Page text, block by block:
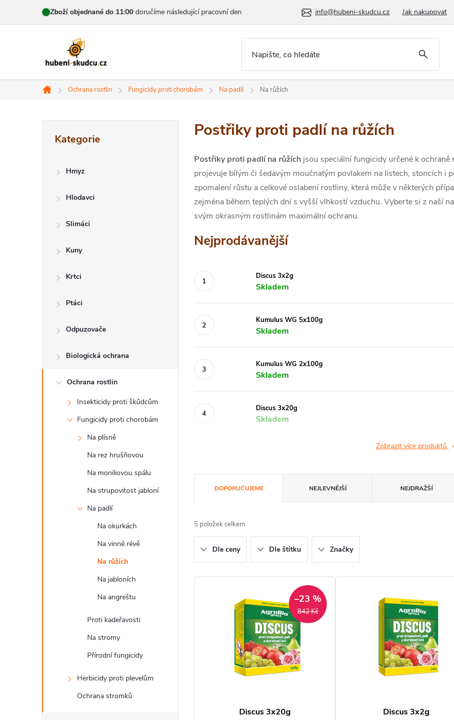
Zboží objednané do 11:00 doručíme následující pracovní den info@hubeni-skudcu.cz Jak nakupovat
Domů
Ochrana rostlin Fungicidy proti chorobám Na padlí Na růžích
e
kategorie
Kategorie
Hmyz
Hlodavci
Slimáci
Kuny
Krtci
Ptáci
Odpuzovače
Biologická ochrana
Ochrana rostlin
Insekticidy proti škůdcům
Fungicidy proti chorobám
Na plísně
Na rez hrušňovou
Na moniliovou spálu
Na strupovitost jabloní
Na padlí
Na okurkách
Na vinné révě
Na růžích
Na jabloních
Na angreštu
Proti kadeřavosti
Na stromy
Přírodní fungicidy
Herbicidy proti plevelům
Ochrana stromků
Postřiky proti padlí na růžích
Postřiky proti padlí na růžích jsou speciální fungicidy určené k
projevuje bílým či šedavým moučnatým povlakem na listech, stoncích i
zpomalení růstu a celkové oslabení rostliny, která může v některých
zejména během teplých dní s vyšší vlhkostí vzduchu. Vyberte si z naší
svým okrasným rostlinám maximální ochranu.
Nejprodávanější
Discus 3x2g
Skladem
Kumulus WG 5x100g
Skladem
Kumulus WG 2x100g
Skladem
Discus 3x20g
Skladem
Zobrazit více produktů
a
z
e
n
í
DOPORUČUJEME NEJLEVNĚJŠÍ NEJDRAŽŠÍ
5 položek celkem
Dle ceny Dle štítku Značky
842 Kč
–23 %
Discus 3x20g Discus 3x2g